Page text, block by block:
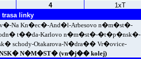
4 1xT
linky
Na Kn�ec�-And�l-Arbesovo n�m�st�-
t��da-Karlovo n�m�st�-�t�p�nsk�-
schody-Otakarova-N�dra�� Vr�ovice-
N�M�ST� (vn�j�� kolej)